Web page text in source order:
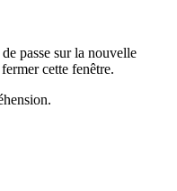
passe sur la nouvelle
cette fenêtre.